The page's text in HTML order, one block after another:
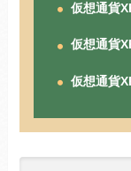
仮想通貨
仮想通貨
仮想通貨